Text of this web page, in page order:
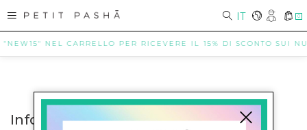
IT 0
NEL CARRELLO PER RICEVERE IL 15% DI SCONTO SUI
Info contatti